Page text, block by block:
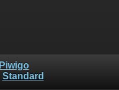
Piwigo
Standard